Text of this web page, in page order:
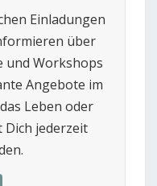
Einladungen
über
und Workshops
Angebote im
Leben oder
Dich jederzeit